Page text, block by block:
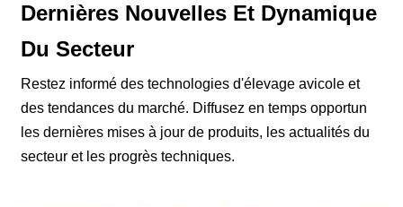
Dernières Nouvelles Et Dynamique
Du Secteur
Restez informé des technologies d'élevage avicole et
des tendances du marché. Diffusez en temps opportun
les dernières mises à jour de produits, les actualités du
secteur et les progrès techniques.